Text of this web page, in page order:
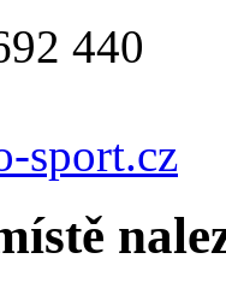
440
sport.cz